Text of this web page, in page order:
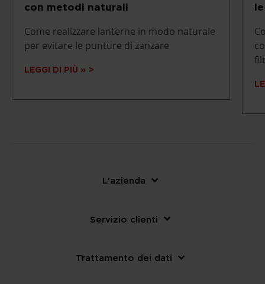
con metodi naturali
Come realizzare lanterne in modo naturale
per evitare le punture di zanzare
LEGGI DI PIÙ »
L'azienda
Servizio clienti
Trattamento dei dati